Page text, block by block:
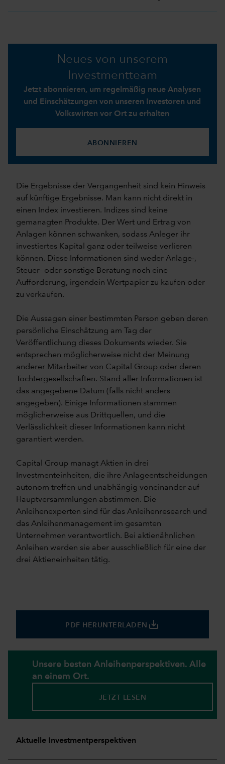
PDF HERUNTERLADEN save_alt
Unsere besten Anleihenperspektiven. Alle
an einem Ort.
JETZT LESEN
Aktuelle Investmentperspektiven
Neues von unserem
Investmentteam
Jetzt abonnieren, um regelmäßig neue Analysen
und Einschätzungen von unseren Investoren und
Volkswirten vor Ort zu erhalten
ABONNIEREN
Die Ergebnisse der Vergangenheit sind kein Hinweis
auf künftige Ergebnisse. Man kann nicht direkt in
einen Index investieren. Indizes sind keine
gemanagten Produkte. Der Wert und Ertrag von
Anlagen können schwanken, sodass Anleger ihr
investiertes Kapital ganz oder teilweise verlieren
können. Diese Informationen sind weder Anlage-,
Steuer- oder sonstige Beratung noch eine
Aufforderung, irgendein Wertpapier zu kaufen oder
zu verkaufen.
Die Aussagen einer bestimmten Person geben deren
persönliche Einschätzung am Tag der
Veröffentlichung dieses Dokuments wieder. Sie
entsprechen möglicherweise nicht der Meinung
anderer Mitarbeiter von Capital Group oder deren
Tochtergesellschaften. Stand aller Informationen ist
das angegebene Datum (falls nicht anders
angegeben). Einige Informationen stammen
möglicherweise aus Drittquellen, und die
Verlässlichkeit dieser Informationen kann nicht
garantiert werden.
Capital Group managt Aktien in drei
Investmenteinheiten, die ihre Anlageentscheidungen
autonom treffen und unabhängig voneinander auf
Hauptversammlungen abstimmen. Die
Anleihenexperten sind für das Anleihenresearch und
das Anleihenmanagement im gesamten
Unternehmen verantwortlich. Bei aktienähnlichen
Anleihen werden sie aber ausschließlich für eine der
drei Aktieneinheiten tätig.